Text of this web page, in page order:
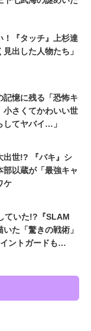
！『タッチ』上杉達
出した人物たち」
記憶に残る「恐怖キ
さくてかわいい世
してヤバイ…」
出世!? 『バキ』シ
部以蔵が「最強キャ
ケ
ていた!?『SLAM
た「驚きの戦術」
ントガードも…